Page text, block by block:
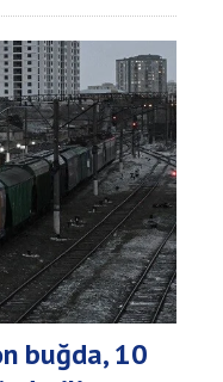
buğda, 10